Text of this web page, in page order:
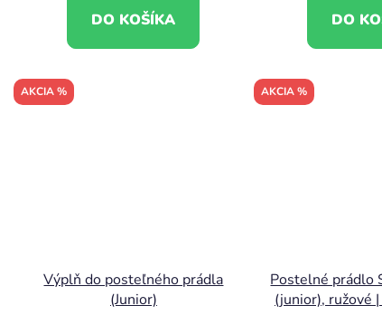
DO KOŠÍKA DO
AKCIA %
Výplň do posteľného prádla
(Junior)
AKCIA %
Postelné prádlo
(junior), ružové